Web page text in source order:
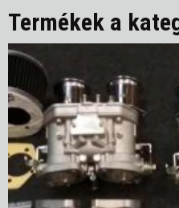
Termékek a